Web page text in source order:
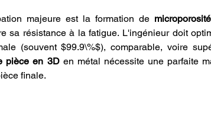
majeure est la formation de
sa résistance à la fatigue. L'ingénieur doit
pièce en 3D en métal nécessite une parfaite
finale.